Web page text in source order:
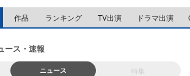
e
作品 ランキング TV出演 ドラマ出演
ース・速報
ニュース 特集